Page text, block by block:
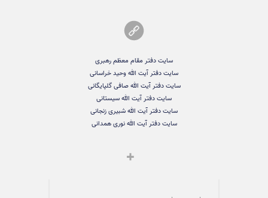
سایت دفتر مقام معظم رهبری
سایت دفتر آیت الله وحید خراسانی
سایت دفتر آیت الله صافی گلپایگانی
سایت دفتر آیت الله سیستانی
سایت دفتر آیت الله شبیری زنجانی
سایت دفتر آیت الله نوری همدانی